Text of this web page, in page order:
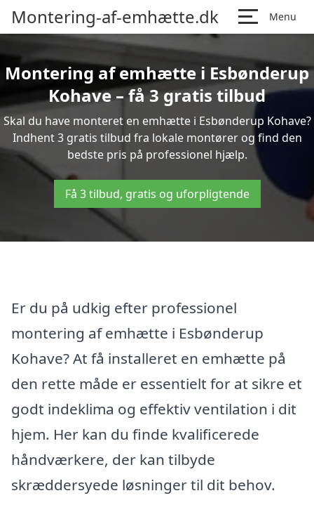
Montering-af-emhætte.dk Menu
Montering af emhætte i Esbønderup
Kohave – få 3 gratis tilbud
Skal du have monteret en emhætte i Esbønderup Kohave?
Indhent 3 gratis tilbud fra lokale montører og find den
bedste pris på professionel hjælp.
Få 3 tilbud, gratis og uforpligtende
Er du på udkig efter professionel
montering af emhætte i Esbønderup
Kohave? At få installeret en emhætte på
den rette måde er essentielt for at sikre et
godt indeklima og effektiv ventilation i dit
hjem. Her kan du finde kvalificerede
håndværkere, der kan tilbyde
skræddersyede løsninger til dit behov.